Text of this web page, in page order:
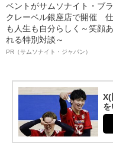
ベントがサムソナイト・ブ
クレーベル銀座店で開催
も人生も自分らしく～笑顔
れる特別対談～
PR（サムソナイト・ジャパン）
X(